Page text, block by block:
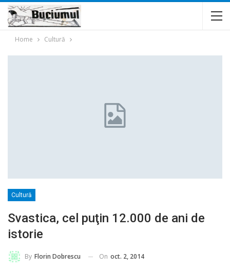
Home Cultură
Cultură
Svastica, cel puţin 12.000 de ani de
istorie
By Florin Dobrescu On oct. 2, 2014